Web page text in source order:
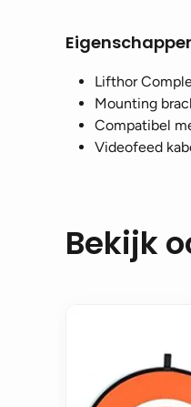
Lifthor
Mounting
Compatibel
Videofeed
Bekijk